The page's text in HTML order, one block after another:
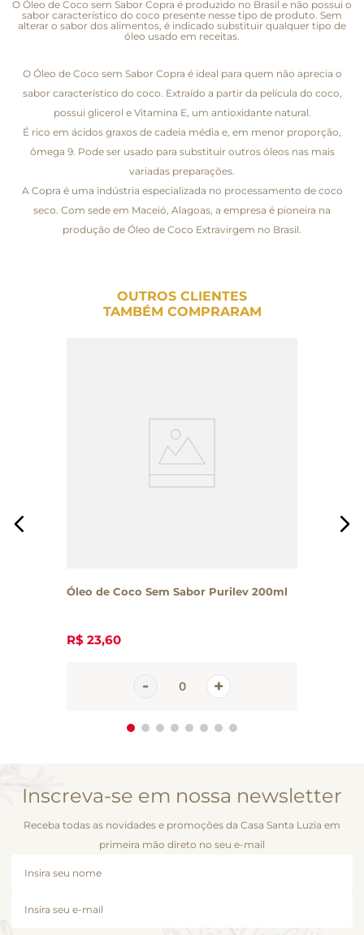
O Óleo de Coco sem Sabor Copra é produzido no Brasil e não possui o
sabor característico do coco presente nesse tipo de produto. Sem
alterar o sabor dos alimentos, é indicado substituir qualquer tipo de
óleo usado em receitas.
O Óleo de Coco sem Sabor Copra é ideal para quem não aprecia o
sabor característico do coco. Extraído a partir da película do coco,
possui glicerol e Vitamina E, um antioxidante natural.
É rico em ácidos graxos de cadeia média e, em menor proporção,
ômega 9. Pode ser usado para substituir outros óleos nas mais
variadas preparações.
A Copra é uma indústria especializada no processamento de coco
seco. Com sede em Maceió, Alagoas, a empresa é pioneira na
produção de Óleo de Coco Extravirgem no Brasil.
OUTROS CLIENTES
TAMBÉM COMPRARAM
Óleo de Coco Sem Sabor Purilev 200ml
R$ 23,60
Inscreva-se em nossa newsletter
Receba todas as novidades e promoções da Casa Santa Luzia em
primeira mão direto no seu e-mail